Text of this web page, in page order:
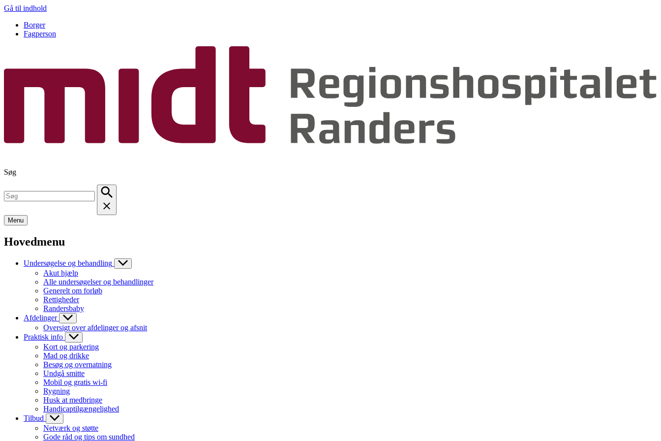
Gå til indhold
Borger
Fagperson
Søg
Menu
Hovedmenu
Undersøgelse og behandling
Akut hjælp
Alle undersøgelser og behandlinger
Generelt om forløb
Rettigheder
Randersbaby
Afdelinger
Oversigt over afdelinger og afsnit
Praktisk info
Kort og parkering
Mad og drikke
Besøg og overnatning
Undgå smitte
Mobil og gratis wi-fi
Rygning
Husk at medbringe
Handicaptilgængelighed
Tilbud
Netværk og støtte
Gode råd og tips om sundhed